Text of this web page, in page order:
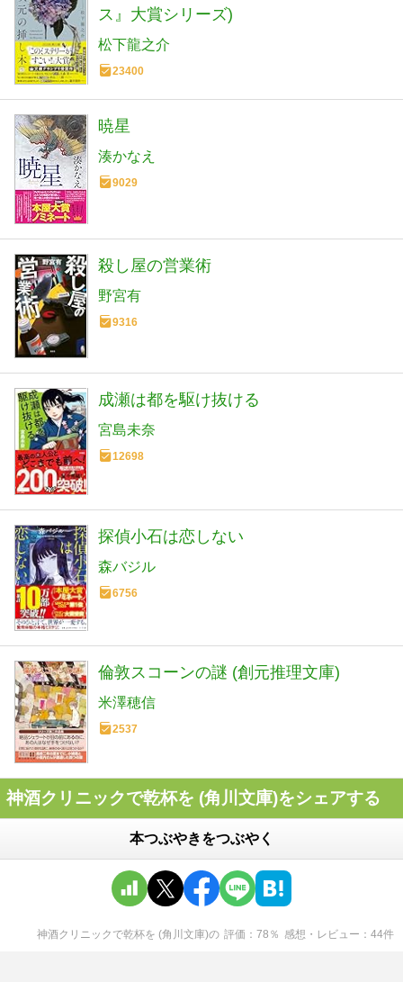
ス』大賞シリーズ)
松下龍之介
23400
暁星
湊かなえ
9029
殺し屋の営業術
野宮有
9316
成瀬は都を駆け抜ける
宮島未奈
12698
探偵小石は恋しない
森バジル
6756
倫敦スコーンの謎 (創元推理文庫)
米澤穂信
2537
神酒クリニックで乾杯を (角川文庫)をシェアする
本つぶやきをつぶやく
神酒クリニックで乾杯を (角川文庫)の 評価 78 ％ 感想・レビュー 44件